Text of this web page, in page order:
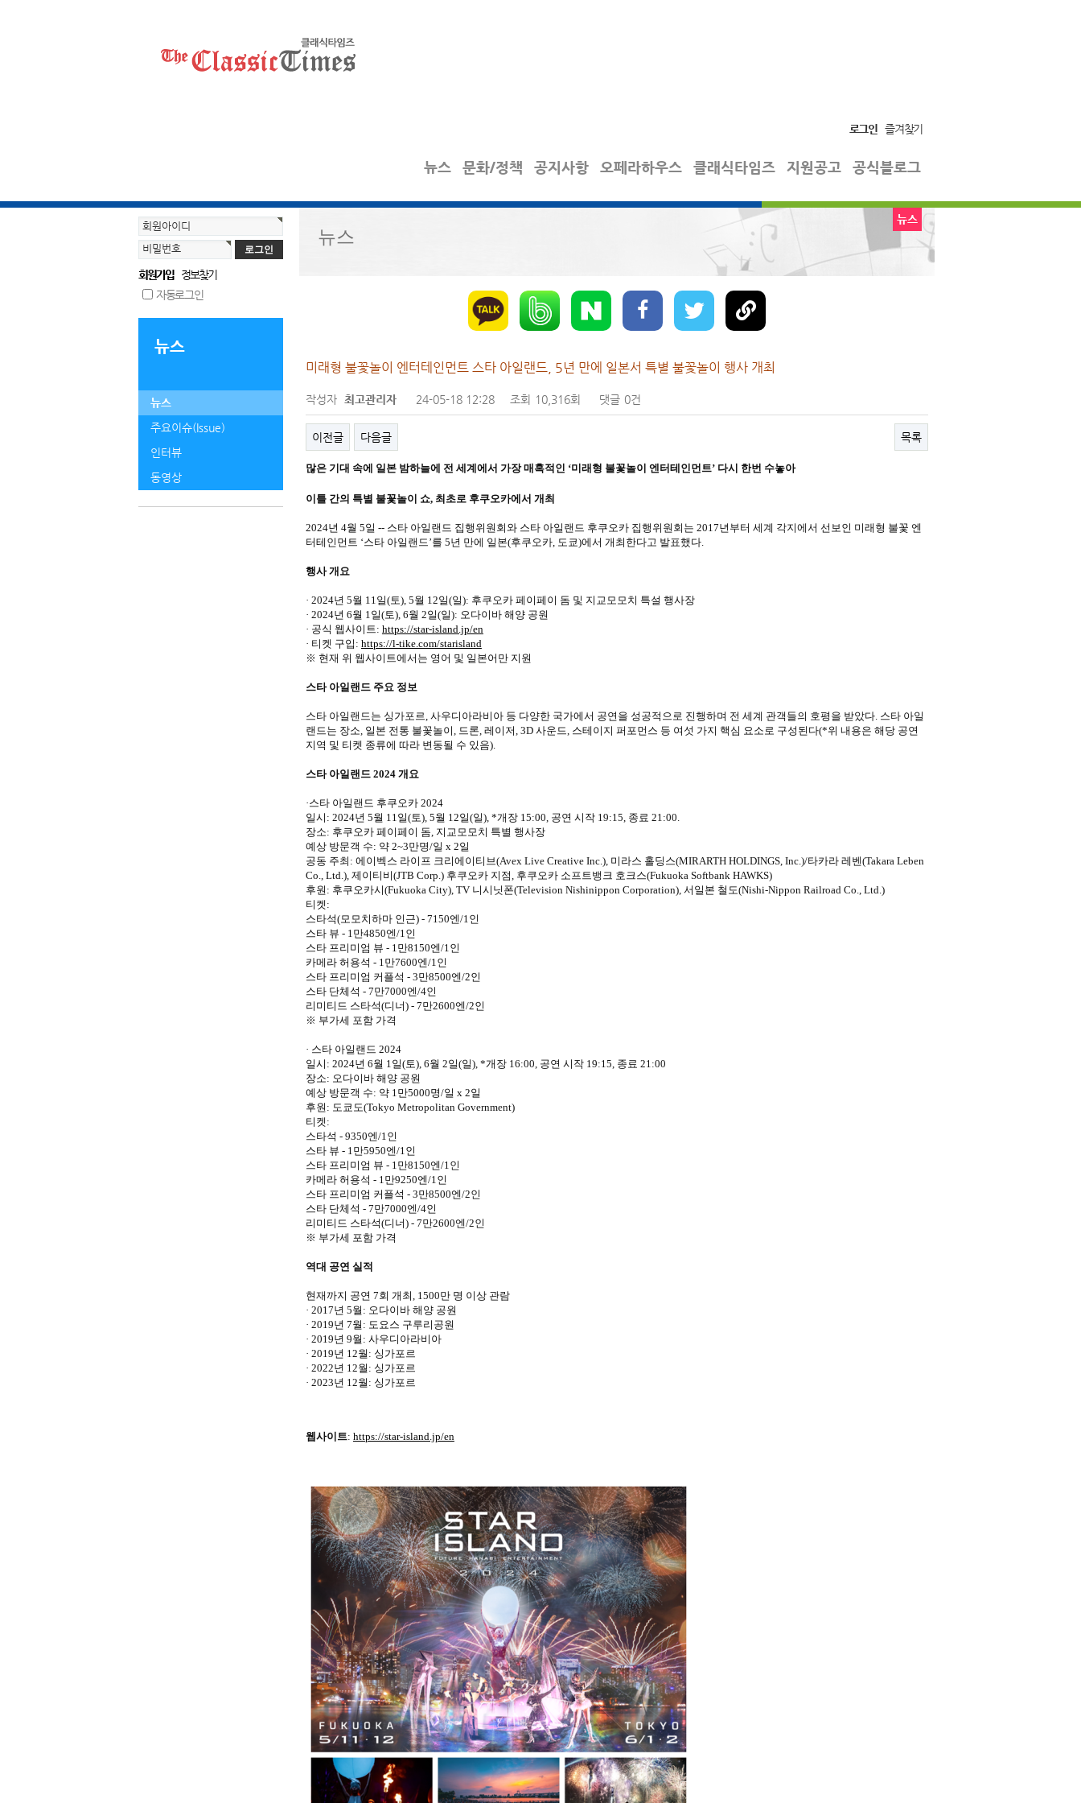
로그인 즐겨찾기
뉴스 문화/정책 공지사항 오페라하우스 클래식타임즈 지원공고 공식블로그
회원아이디
비밀번호
회원가입
정보찾기
자동로그인
뉴스
뉴스
주요이슈(Issue)
인터뷰
동영상
뉴스
뉴스
미래형 불꽃놀이 엔터테인먼트 스타 아일랜드, 5년 만에 일본서 특별 불꽃놀이 행사 개최
작성자 최고관리자 24-05-18 12:28 조회 10,316회 댓글 0건
이전글 다음글 목록
많은 기대 속에 일본 밤하늘에 전 세계에서 가장 매혹적인 ‘미래형 불꽃놀이 엔터테인먼트’ 다시 한번 수놓아
이틀 간의 특별 불꽃놀이 쇼, 최초로 후쿠오카에서 개최
2024년 4월 5일 -- 스타 아일랜드 집행위원회와 스타 아일랜드 후쿠오카 집행위원회는 2017년부터 세계 각지에서 선보인 미래형 불꽃 엔
터테인먼트 ‘스타 아일랜드’를 5년 만에 일본(후쿠오카, 도쿄)에서 개최한다고 발표했다.
행사 개요
· 2024년 5월 11일(토), 5월 12일(일): 후쿠오카 페이페이 돔 및 지교모모치 특설 행사장
· 2024년 6월 1일(토), 6월 2일(일): 오다이바 해양 공원
· 공식 웹사이트: https://star-island.jp/en
· 티켓 구입: https://l-tike.com/starisland
※ 현재 위 웹사이트에서는 영어 및 일본어만 지원
스타 아일랜드 주요 정보
스타 아일랜드는 싱가포르, 사우디아라비아 등 다양한 국가에서 공연을 성공적으로 진행하며 전 세계 관객들의 호평을 받았다. 스타 아일
랜드는 장소, 일본 전통 불꽃놀이, 드론, 레이저, 3D 사운드, 스테이지 퍼포먼스 등 여섯 가지 핵심 요소로 구성된다(*위 내용은 해당 공연
지역 및 티켓 종류에 따라 변동될 수 있음).
스타 아일랜드 2024 개요
·스타 아일랜드 후쿠오카 2024
일시: 2024년 5월 11일(토), 5월 12일(일), *개장 15:00, 공연 시작 19:15, 종료 21:00.
장소: 후쿠오카 페이페이 돔, 지교모모치 특별 행사장
예상 방문객 수: 약 2~3만명/일 x 2일
공동 주최: 에이벡스 라이프 크리에이티브(Avex Live Creative Inc.), 미라스 홀딩스(MIRARTH HOLDINGS, Inc.)/타카라 레벤(Takara Leben
Co., Ltd.), 제이티비(JTB Corp.) 후쿠오카 지점, 후쿠오카 소프트뱅크 호크스(Fukuoka Softbank HAWKS)
후원: 후쿠오카시(Fukuoka City), TV 니시닛폰(Television Nishinippon Corporation), 서일본 철도(Nishi-Nippon Railroad Co., Ltd.)
티켓:
스타석(모모치하마 인근) - 7150엔/1인
스타 뷰 - 1만4850엔/1인
스타 프리미엄 뷰 - 1만8150엔/1인
카메라 허용석 - 1만7600엔/1인
스타 프리미엄 커플석 - 3만8500엔/2인
스타 단체석 - 7만7000엔/4인
리미티드 스타석(디너) - 7만2600엔/2인
※ 부가세 포함 가격
· 스타 아일랜드 2024
일시: 2024년 6월 1일(토), 6월 2일(일), *개장 16:00, 공연 시작 19:15, 종료 21:00
장소: 오다이바 해양 공원
예상 방문객 수: 약 1만5000명/일 x 2일
후원: 도쿄도(Tokyo Metropolitan Government)
티켓:
스타석 - 9350엔/1인
스타 뷰 - 1만5950엔/1인
스타 프리미엄 뷰 - 1만8150엔/1인
카메라 허용석 - 1만9250엔/1인
스타 프리미엄 커플석 - 3만8500엔/2인
스타 단체석 - 7만7000엔/4인
리미티드 스타석(디너) - 7만2600엔/2인
※ 부가세 포함 가격
역대 공연 실적
현재까지 공연 7회 개최, 1500만 명 이상 관람
· 2017년 5월: 오다이바 해양 공원
· 2019년 7월: 도요스 구루리공원
· 2019년 9월: 사우디아라비아
· 2019년 12월: 싱가포르
· 2022년 12월: 싱가포르
· 2023년 12월: 싱가포르
웹사이트: https://star-island.jp/en